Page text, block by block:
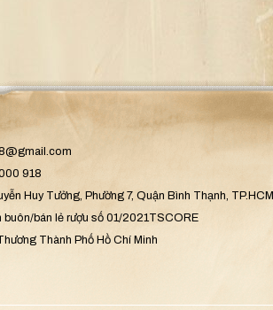
918
Huy Tưởng, Phường 7, Quận Bình Thạnh, TP.HCM
buôn/bán lẻ rượu số 01/2021TSCORE
Thành Phố Hồ Chí Minh